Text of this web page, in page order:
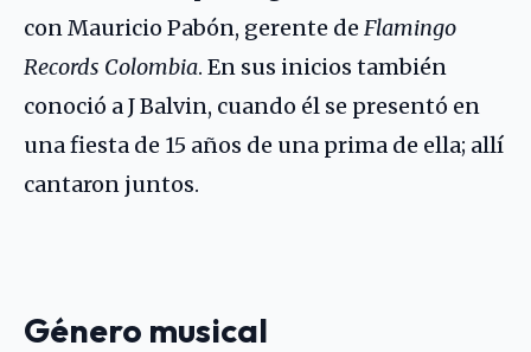
con Mauricio Pabón, gerente de Flamingo
Records Colombia. En sus inicios también
conoció aJ Balvin, cuando él se presentó en
una fiesta de 15 años de una prima de ella; allí
cantaron juntos.
Género musical